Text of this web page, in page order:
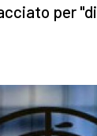
per